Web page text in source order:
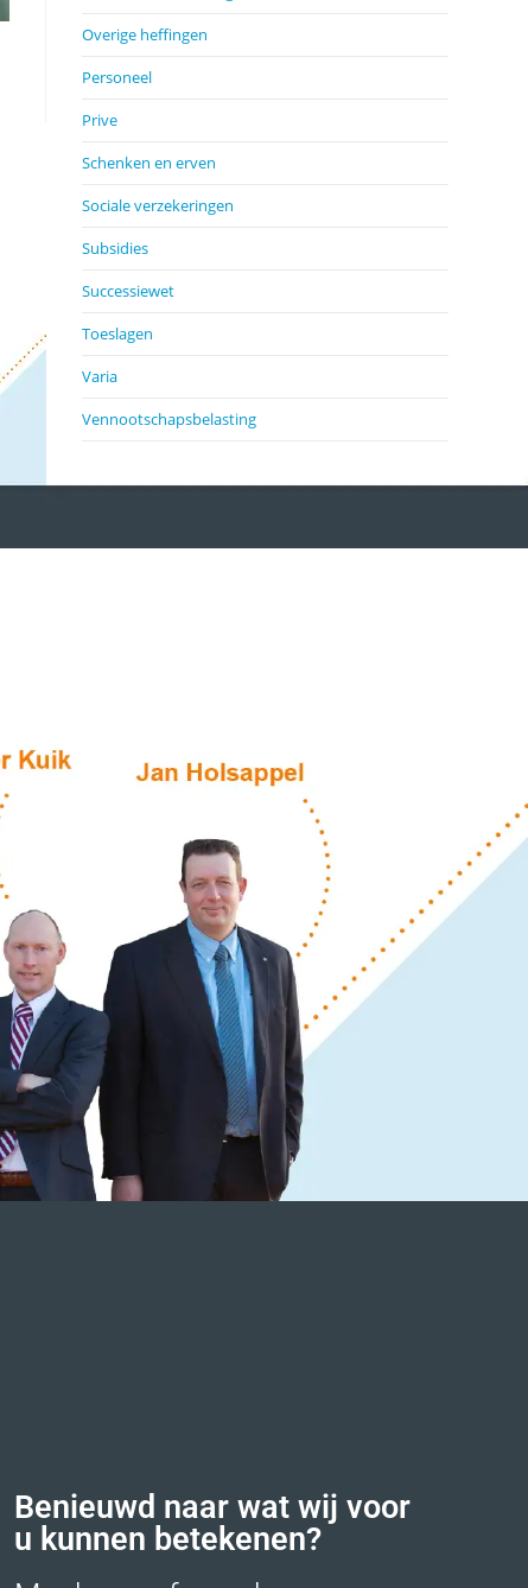
Overige heffingen
Personeel
Prive
Schenken en erven
Sociale verzekeringen
Subsidies
Successiewet
Toeslagen
Varia
Vennootschapsbelasting
Benieuwd naar wat wij voor
u kunnen betekenen?